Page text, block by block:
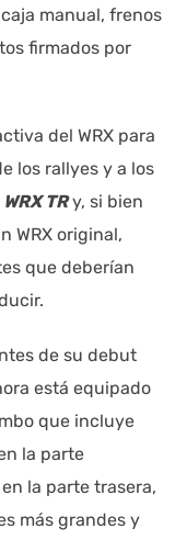
manual, frenos
firmados por
del WRX para
los rallyes y a los
WRX TRy, si bien
WRX original,
que deberían
de su debut
está equipado
que incluye
la parte
la parte trasera,
más grandes y
Inteligente
¿Qué estás
ofrece
errores.